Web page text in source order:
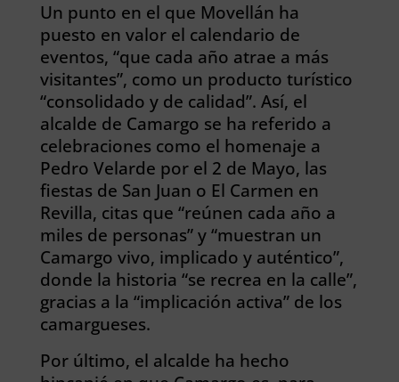
Un punto en el que Movellán ha
puesto en valor el calendario de
eventos, “que cada año atrae a más
visitantes”, como un producto turístico
“consolidado y de calidad”. Así, el
alcalde de Camargo se ha referido a
celebraciones como el homenaje a
Pedro Velarde por el 2 de Mayo, las
fiestas de San Juan o El Carmen en
Revilla, citas que “reúnen cada año a
miles de personas” y “muestran un
Camargo vivo, implicado y auténtico”,
donde la historia “se recrea en la calle”,
gracias a la “implicación activa” de los
camargueses.
Por último, el alcalde ha hecho